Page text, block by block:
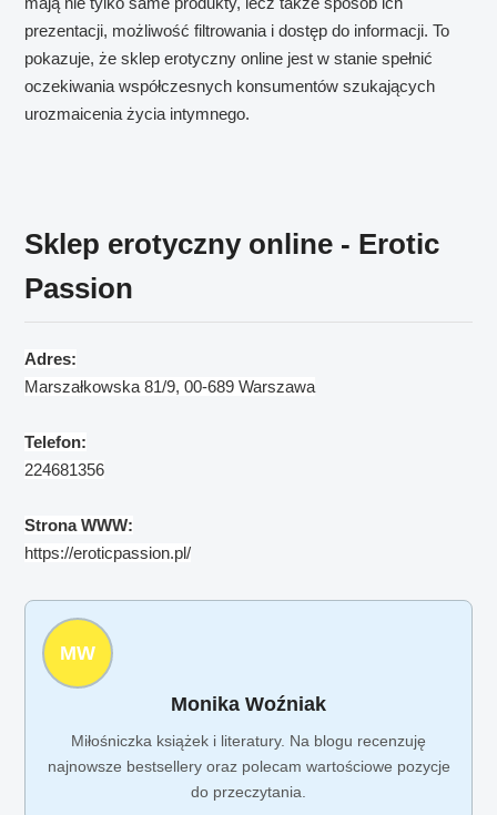
prezentacji, możliwość filtrowania i dostęp do informacji. To
pokazuje, że sklep erotyczny online jest w stanie spełnić
oczekiwania współczesnych konsumentów szukających
urozmaicenia życia intymnego.
Sklep erotyczny online - Erotic
Passion
Adres:
Marszałkowska 81/9, 00-689 Warszawa
Telefon:
224681356
Strona WWW:
https://eroticpassion.pl/
MW
Monika Woźniak
Miłośniczka książek i literatury. Na blogu recenzuję
najnowsze bestsellery oraz polecam wartościowe pozycje
do przeczytania.